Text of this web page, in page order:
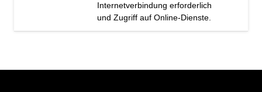
Internetverbindung erforderlich
und Zugriff auf Online-Dienste.